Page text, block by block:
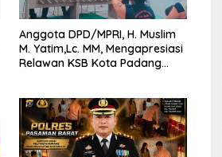
Anggota DPD/MPRI, H. Muslim
M. Yatim,Lc. MM, Mengapresiasi
Relawan KSB Kota Padang